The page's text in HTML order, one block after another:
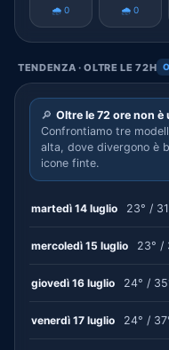
🌧️ 0 🌧️ 0
TENDENZA · OLTRE LE 72H
🔎 Oltre le 72 ore non
Confrontiamo tre
alta, dove divergono è
icone finte.
martedì 14 luglio 23° /
mercoledì 15 luglio 23° /
giovedì 16 luglio 24° /
venerdì 17 luglio 24° /